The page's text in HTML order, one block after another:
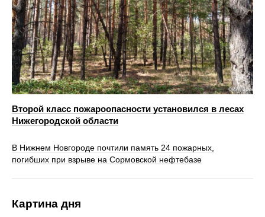
Второй класс пожароопасности установился в лесах
Нижегородской области
В Нижнем Новгороде почтили память 24 пожарных,
погибших при взрыве на Сормовской нефтебазе
Картина дня